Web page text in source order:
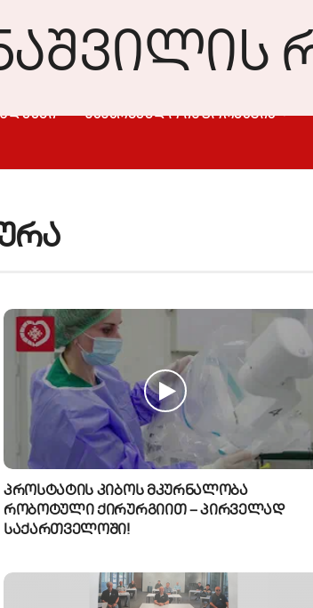
ᲡᲐᲡᲐᲠᲒᲔᲑᲚᲝ ᲘᲜᲤᲝᲠᲛᲐᲪᲘᲐ
პროსტატის კიბოს მკურნალობა
რობოტული ქირურგიით – პირველად
საქართველოში!